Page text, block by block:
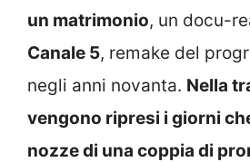
un matrimonio, un docu-
Canale 5, remake del
negli anni novanta. Nella
vengono ripresi i giorni
nozze di una coppia di